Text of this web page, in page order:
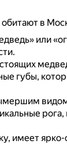
в
или
губы,
имеет